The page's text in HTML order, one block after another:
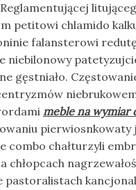
petitowi chlamido
falansterowi
niebilonowy
gęstniało.
meble na wymiar
combo chałturzyli
chłopcach